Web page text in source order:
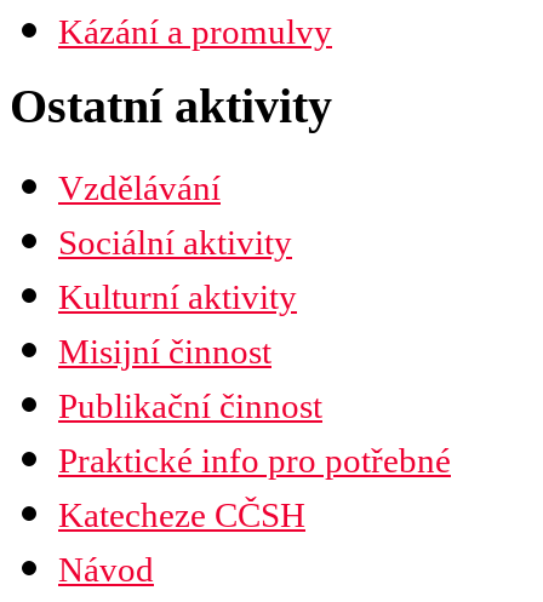
Diecéze
Kázání a promulvy
Ostatní aktivity
Vzdělávání
Sociální aktivity
Kulturní aktivity
Misijní činnost
Publikační činnost
Praktické info pro potřebné
Katecheze CČSH
Návod